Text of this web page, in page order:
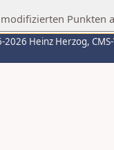
Punkten
2026 Heinz Herzog,